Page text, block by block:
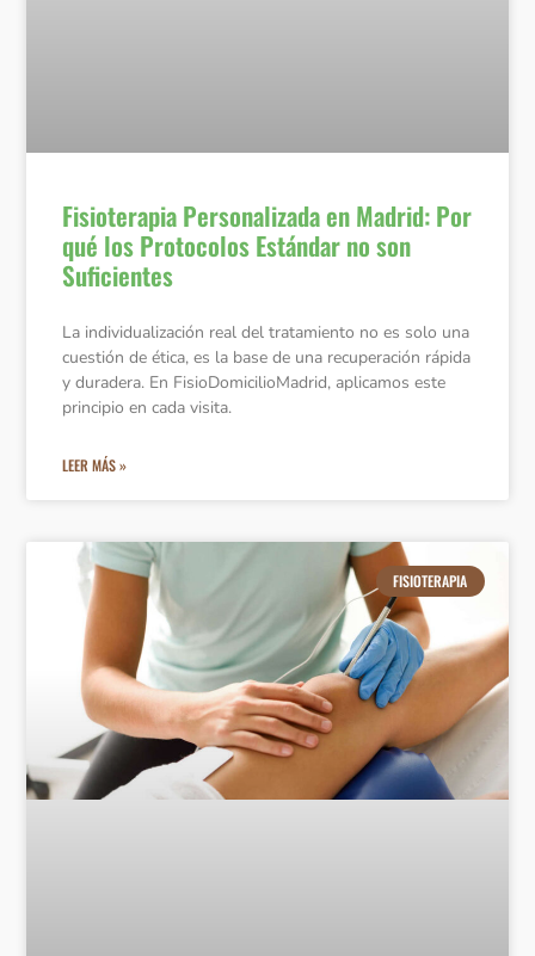
Fisioterapia Personalizada en Madrid: Por
qué los Protocolos Estándar no son
Suficientes
La individualización real del tratamiento no es solo una
cuestión de ética, es la base de una recuperación rápida
y duradera. En FisioDomicilioMadrid, aplicamos este
principio en cada visita.
LEER MÁS »
FISIOTERAPIA